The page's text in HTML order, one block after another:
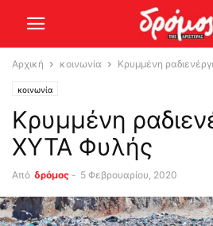
Αρχική κοινωνία Κρυμμένη
κοινωνία
Κρυμμένη
ΧΥΤΑ Φυλής
Από δρόμος - 5 Φεβρουαρίου, 2020